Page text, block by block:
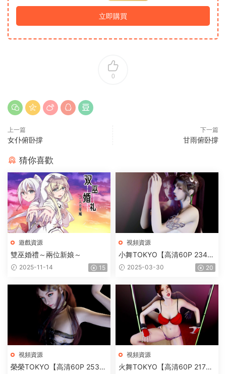
立即購買
0
上一篇
女仆俯卧撐
下一篇
甘雨俯卧撐
猜你喜歡
遊戲資源
雙巫婚禮～兩位新娘～
2025-11-14 15
視頻資源
小舞TOKYO【高清60P 234M
B】2025-03-30 20
視頻資源
榮榮TOKYO【高清60P 253M
視頻資源
火舞TOKYO【高清60P 217M